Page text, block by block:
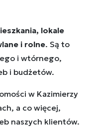
lokale
i rolne. Są to
i wtórnego,
i budżetów.
w Kazimierzy
a co więcej,
naszych klientów.